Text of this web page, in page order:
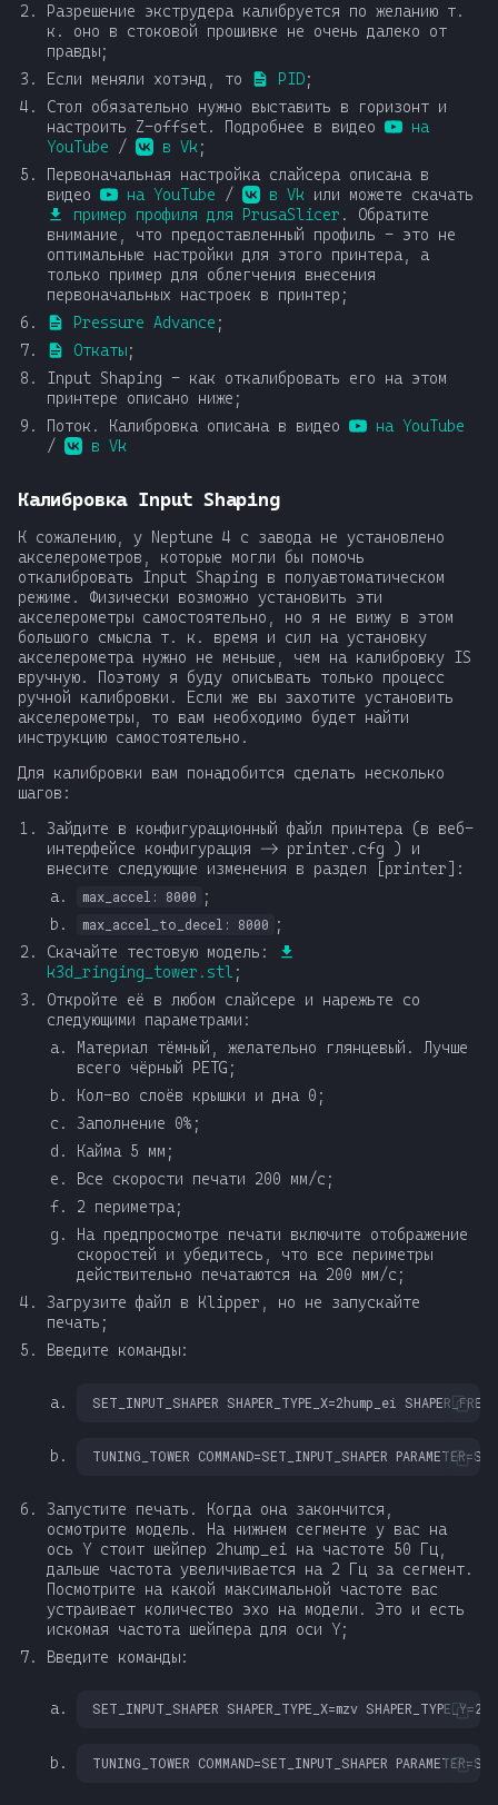
Разрешение экструдера калибруется по желанию т.
к. оно в стоковой прошивке не очень далеко от
правды;
Если меняли хотэнд, то
PID;
Стол обязательно нужно выставить в горизонт и
настроить Z-offset. Подробнее в видео
на
YouTube / в Vk;
Первоначальная настройка слайсера описана в
видео
на YouTube / в Vkили можете скачать
пример профиля для PrusaSlicer . Обратите
внимание, что предоставленный профиль - это не
оптимальные настройки для этого принтера, а
только пример для облегчения внесения
первоначальных настроек в принтер;
Pressure Advance ;
Откаты;
Input Shaping - как откалибровать его на этом
принтере описано ниже;
Поток. Калибровка описана в видео
на YouTube
/
в Vk
Калибровка Input Shaping
К сожалению, у Neptune 4 с завода не установлено
акселерометров, которые могли бы помочь
откалибровать Input Shaping в полуавтоматическом
режиме. Физически возможно установить эти
акселерометры самостоятельно, но я не вижу в этом
большого смысла т. к. время и сил на установку
акселерометра нужно не меньше, чем на калибровку IS
вручную. Поэтому я буду описывать только процесс
ручной калибровки. Если же вы захотите установить
акселерометры, то вам необходимо будет найти
инструкцию самостоятельно.
Для калибровки вам понадобится сделать несколько
шагов:
Зайдите в конфигурационный файл принтера (в веб-
интерфейсе конфигурация -> printer.cfg ) и
внесите следующие изменения в раздел [printer]:
max_accel: 8000 ;
max_accel_to_decel: 8000 ;
Скачайте тестовую модель:
k3d_ringing_tower.stl ;
Откройте её в любом слайсере и нарежьте со
следующими параметрами:
Материал тёмный, желательно глянцевый. Лучше
всего чёрный PETG;
Кол-во слоёв крышки и дна 0;
Заполнение 0%;
Кайма 5 мм;
Все скорости печати 200 мм/с;
2 периметра;
На предпросмотре печати включите отображение
скоростей и убедитесь, что все периметры
действительно печатаются на 200 мм/с;
Загрузите файл в Klipper, но не запускайте
печать;
Введите команды:
Запустите печать. Когда она закончится,
осмотрите модель. На нижнем сегменте у вас на
ось Y стоит шейпер 2hump_ei на частоте 50 Гц,
дальше частота увеличивается на 2 Гц за сегмент.
Посмотрите на какой максимальной частоте вас
устраивает количество эхо на модели. Это и есть
искомая частота шейпера для оси Y;
Введите команды: